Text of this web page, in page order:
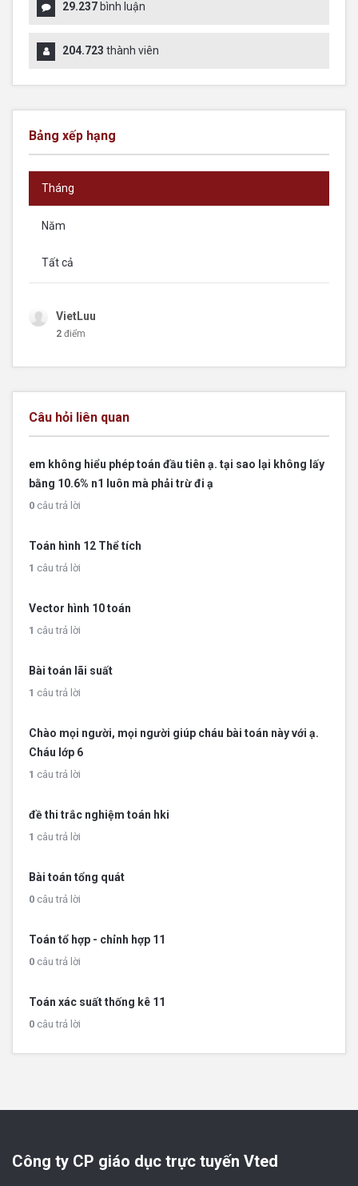
29.237 bình luận
204.723 thành viên
Bảng xếp hạng
Tháng
Năm
Tất cả
VietLuu
2 điểm
Câu hỏi liên quan
em không hiểu phép toán đầu tiên ạ. tại sao lại không lấy
bằng 10.6% n1 luôn mà phải trừ đi ạ
0 câu trả lời
Toán hình 12 Thể tích
1 câu trả lời
Vector hình 10 toán
1 câu trả lời
Bài toán lãi suất
1 câu trả lời
Chào mọi người, mọi người giúp cháu bài toán này với ạ.
Cháu lớp 6
1 câu trả lời
đề thi trắc nghiệm toán hki
1 câu trả lời
Bài toán tổng quát
0 câu trả lời
Toán tổ hợp - chỉnh hợp 11
0 câu trả lời
Toán xác suất thống kê 11
0 câu trả lời
Công ty CP giáo dục trực tuyến Vted